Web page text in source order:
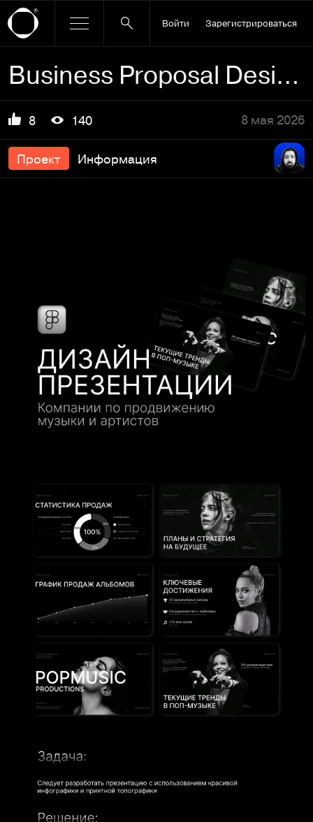
Войти Зарегистрироваться
Business Proposal Design — Инфографика
8 140 8 мая 2026
Проект Информация